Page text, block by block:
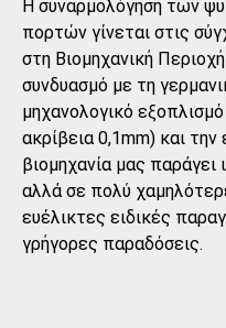
Η συναρμολόγηση των
πορτών γίνεται στις
στη Βιομηχανική
συνδυασμό με τη
μηχανολογικό
ακρίβεια 0,1mm) και
βιομηχανία μας παράγει
αλλά σε πολύ
ευέλικτες ειδικές
γρήγορες παραδόσεις.